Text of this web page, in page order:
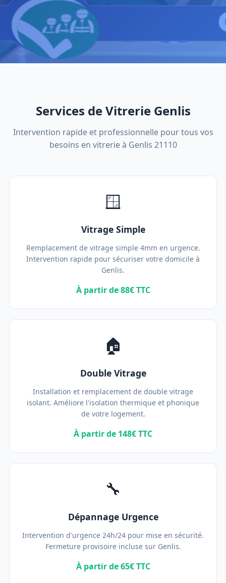
Services de Vitrerie Genlis
Intervention rapide et professionnelle pour tous vos
besoins en vitrerie à Genlis 21110
🪟
Vitrage Simple
Remplacement de vitrage simple 4mm en urgence.
Intervention rapide pour sécuriser votre domicile à
Genlis.
À partir de 88€ TTC
🏠
Double Vitrage
Installation et remplacement de double vitrage
isolant. Améliore l'isolation thermique et phonique
de votre logement.
À partir de 148€ TTC
🔧
Dépannage Urgence
Intervention d'urgence 24h/24 pour mise en sécurité.
Fermeture provisoire incluse sur Genlis.
À partir de 65€ TTC